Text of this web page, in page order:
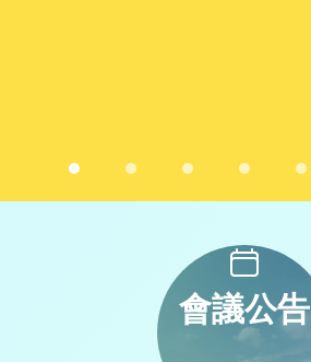
會議公告